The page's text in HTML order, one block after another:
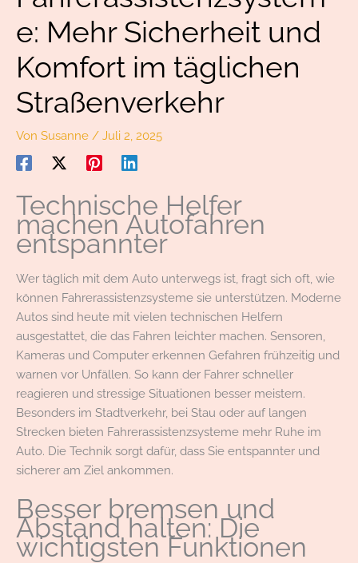
e: Mehr Sicherheit und
Komfort im täglichen
Straßenverkehr
Von Susanne / Juli 2, 2025
Technische Helfer
machen Autofahren
entspannter
Wer täglich mit dem Auto unterwegs ist, fragt sich oft, wie
können Fahrerassistenzsysteme sie unterstützen. Moderne
Autos sind heute mit vielen technischen Helfern
ausgestattet, die das Fahren leichter machen. Sensoren,
Kameras und Computer erkennen Gefahren frühzeitig und
warnen vor Unfällen. So kann der Fahrer schneller
reagieren und stressige Situationen besser meistern.
Besonders im Stadtverkehr, bei Stau oder auf langen
Strecken bieten Fahrerassistenzsysteme mehr Ruhe im
Auto. Die Technik sorgt dafür, dass Sie entspannter und
sicherer am Ziel ankommen.
Besser bremsen und
Abstand halten: Die
wichtigsten Funktionen